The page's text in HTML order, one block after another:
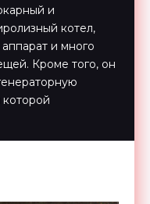
и
котел,
и много
Кроме того, он
которой